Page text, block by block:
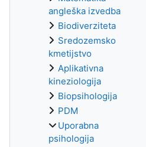
angleška izvedba
Biodiverziteta
Sredozemsko
kmetijstvo
Aplikativna
kineziologija
Biopsihologija
PDM
Uporabna
psihologija